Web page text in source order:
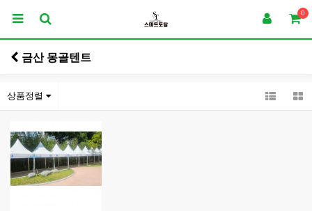
0
금산 몽골텐트
상품정렬